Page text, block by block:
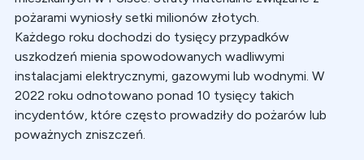
pożarami wyniosły setki milionów złotych.
Każdego roku dochodzi do tysięcy przypadków
uszkodzeń mienia spowodowanych wadliwymi
instalacjami elektrycznymi, gazowymi lub wodnymi. W
2022 roku odnotowano ponad 10 tysięcy takich
incydentów, które często prowadziły do pożarów lub
poważnych zniszczeń.